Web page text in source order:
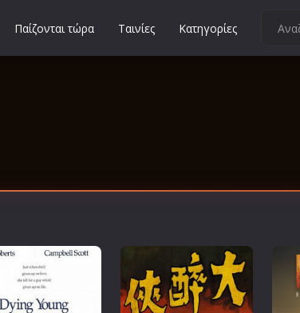
Ντοκιμαντέρ
Οικογενειακές
Παίζονται τώρα Ταινίες Κατηγορίες